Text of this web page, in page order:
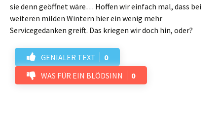
sie denn geöffnet wäre… Hoffen wir einfach mal, dass bei
weiteren milden Wintern hier ein wenig mehr
Servicegedanken greift. Das kriegen wir doch hin, oder?
GENIALER TEXT
0
WAS FÜR EIN BLÖDSINN
0